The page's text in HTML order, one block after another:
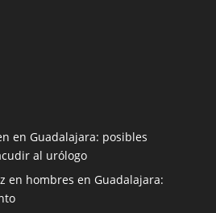
en Guadalajara: posibles
al urólogo
en hombres en Guadalajara: